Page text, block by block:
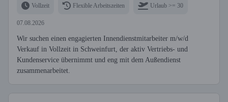
Vollzeit Flexible Arbeitszeiten Urlaub >= 30
07.08.2026
Wir suchen einen engagierten Innendienstmitarbeiter m/w/d
Verkauf in Vollzeit in Schweinfurt, der aktiv Vertriebs- und
Kundenservice übernimmt und eng mit dem Außendienst
zusammenarbeitet.